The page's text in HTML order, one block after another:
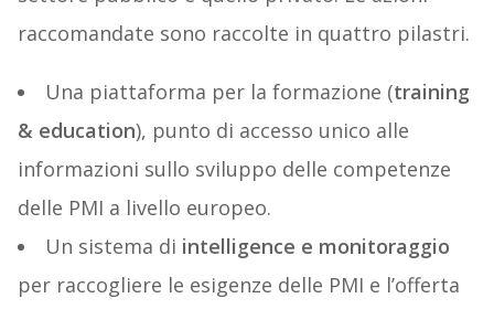
raccomandate sono raccolte in quattro pilastri.
Una piattaforma per la formazione (training
& education), punto di accesso unico alle
informazioni sullo sviluppo delle competenze
delle PMI a livello europeo.
Un sistema di intelligence e monitoraggio
per raccogliere le esigenze delle PMI e l’offerta